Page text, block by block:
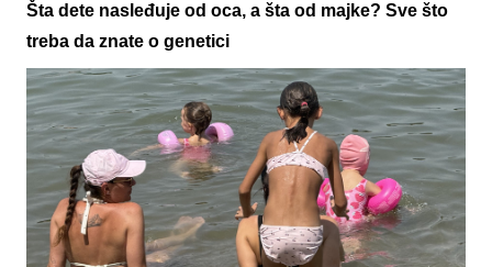
Šta dete nasleđuje od oca, a šta od majke? Sve što
treba da znate o genetici